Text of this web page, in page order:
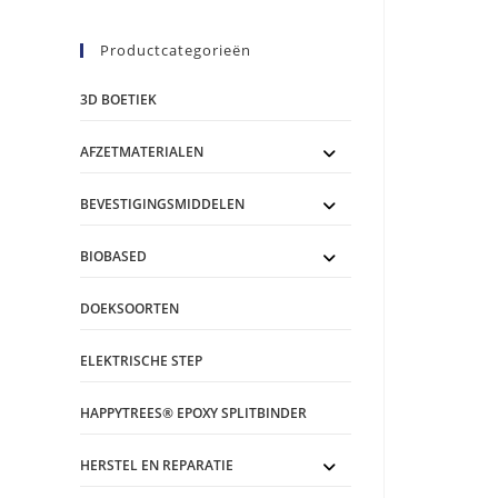
Productcategorieën
3D BOETIEK
AFZETMATERIALEN
BEVESTIGINGSMIDDELEN
BIOBASED
DOEKSOORTEN
ELEKTRISCHE STEP
HAPPYTREES® EPOXY SPLITBINDER
HERSTEL EN REPARATIE